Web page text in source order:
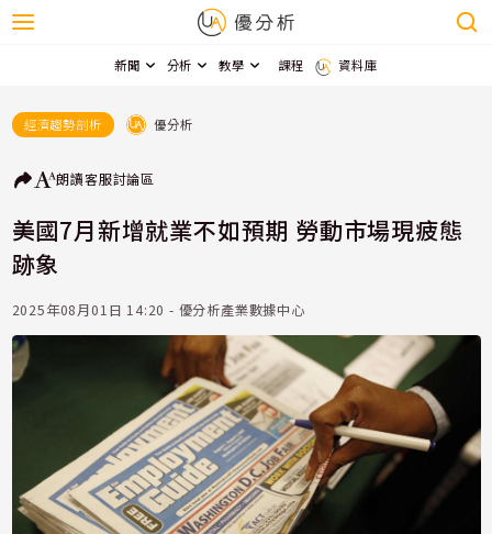
新聞 分析 教學 課程 資料庫
經濟趨勢剖析 優分析
朗讀客服討論區
美國7月新增就業不如預期 勞動市場現疲態
跡象
2025年08月01日 14:20 - 優分析產業數據中心